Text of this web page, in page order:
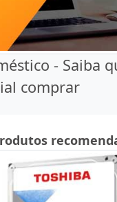
- Saiba
comprar